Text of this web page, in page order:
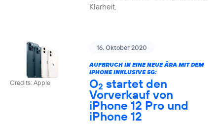
Klarheit.
Credits: Apple
16. Oktober 2020
AUFBRUCH IN EINE NEUE ÄRA MIT DEM
IPHONE INKLUSIVE 5G:
O2 startet den
Vorverkauf von
iPhone 12 Pro und
iPhone 12